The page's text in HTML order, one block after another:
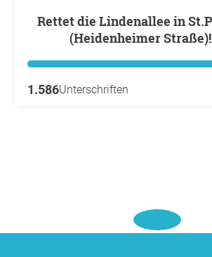
Rettet die Lindenallee in St.Pölten
(Heidenheimer Straße)!
1.586Unterschriften